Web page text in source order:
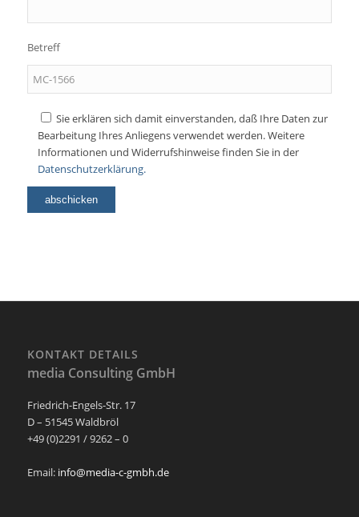
Betreff
Sie erklären sich damit einverstanden, daß Ihre Daten zur
Bearbeitung Ihres Anliegens verwendet werden. Weitere
Informationen und Widerrufshinweise finden Sie in der
Datenschutzerklärung.
KONTAKT DETAILS
media Consulting GmbH
Friedrich-Engels-Str. 17
D – 51545 Waldbröl
+49 (0)2291 / 9262 – 0
Email: info@media-c-gmbh.de